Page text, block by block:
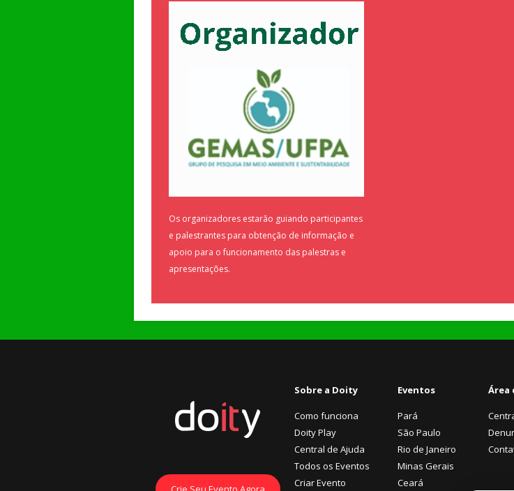
Os organizadores estarão guiando participantes
e palestrantes para obtenção de informação e
apoio para o funcionamento das palestras e
apresentações.
Sobre a Doity
Como funciona
Doity Play
Central de Ajuda
Todos os Eventos
Criar Evento
Eventos
Pará
São Paulo
Rio de Janeiro
Minas Gerais
Ceará
Área